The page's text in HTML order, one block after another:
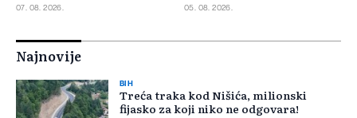
07. 08. 2026. 05. 08. 2026.
Najnovije
BIH
Treća traka kod Nišića, milionski
fijasko za koji niko ne odgovara!